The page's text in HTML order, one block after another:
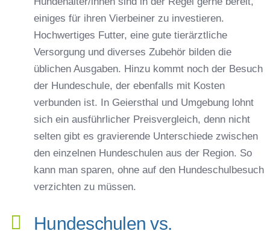
einiges für ihren Vierbeiner zu investieren.
Hochwertiges Futter, eine gute tierärztliche
Versorgung und diverses Zubehör bilden die
üblichen Ausgaben. Hinzu kommt noch der Besuch
der Hundeschule, der ebenfalls mit Kosten
verbunden ist. In Geiersthal und Umgebung lohnt
sich ein ausführlicher Preisvergleich, denn nicht
selten gibt es gravierende Unterschiede zwischen
den einzelnen Hundeschulen aus der Region. So
kann man sparen, ohne auf den Hundeschulbesuch
verzichten zu müssen.
Hundeschulen vs.